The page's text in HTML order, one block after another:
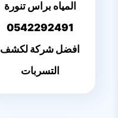
المياه براس تنورة
0542292491
افضل شركة لكشف
التسربات